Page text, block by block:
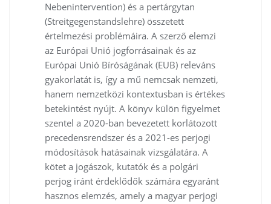
Nebenintervention) és a pertárgytan
(Streitgegenstandslehre) összetett
értelmezési problémáira. A szerző elemzi
az Európai Unió jogforrásainak és az
Európai Unió Bíróságának (EUB) releváns
gyakorlatát is, így a mű nemcsak nemzeti,
hanem nemzetközi kontextusban is értékes
betekintést nyújt. A könyv külön figyelmet
szentel a 2020-ban bevezetett korlátozott
precedensrendszer és a 2021-es perjogi
módosítások hatásainak vizsgálatára. A
kötet a jogászok, kutatók és a polgári
perjog iránt érdeklődők számára egyaránt
hasznos elemzés, amely a magyar perjogi